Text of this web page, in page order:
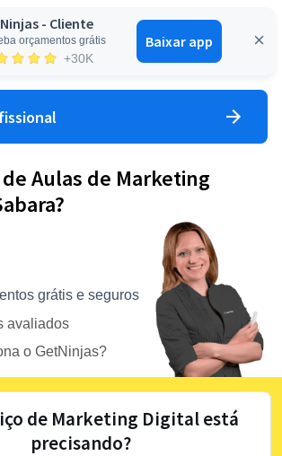
- Cliente
orçamentos grátis
+30K
Baixar app
Entrar
Aulas de Marketing
grátis e seguros
avaliados
o GetNinjas?
de Marketing Digital está
precisando?